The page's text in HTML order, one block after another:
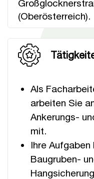
(Oberösterreich).
Als
arbeiten Sie
Ankerungs-
mit.
Ihre
Baugruben-